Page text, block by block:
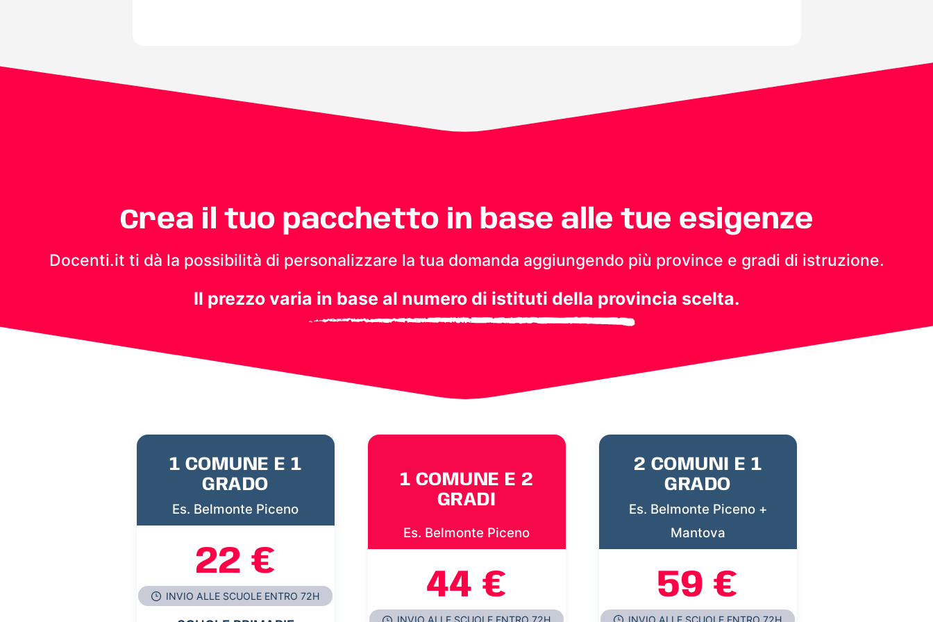
Crea il tuo pacchetto in base alle tue esigenze
Docenti.it ti dà la possibilità di personalizzare la tua domanda aggiungendo più province e gradi di istruzione.
Il prezzo varia in base al numero di istituti della provincia scelta.
1 COMUNE E 1
GRADO
Es. Belmonte Piceno
22 €
INVIO ALLE SCUOLE ENTRO 72H
1 COMUNE E 2
GRADI
Es. Belmonte Piceno
44 €
2 COMUNI E 1
GRADO
Es. Belmonte Piceno +
Mantova
59 €
INVIO ALLE SCUOLE ENTRO 72H